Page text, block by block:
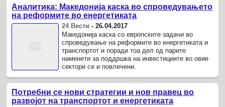
Аналитика: Македонија каска во спроведувањето
на реформите во енергетиката
24 Вести -26.04.2017
Македонија каска со европските задачи во
спроведување на реформите во енергетиката и
транспортот и поради тоа дел од парите
наменети за поддршка на инвестициите во овие
сектори се и повлечени.
Потребни се нови стратегии и нов правец во
развојот на транспортот и енергетиката